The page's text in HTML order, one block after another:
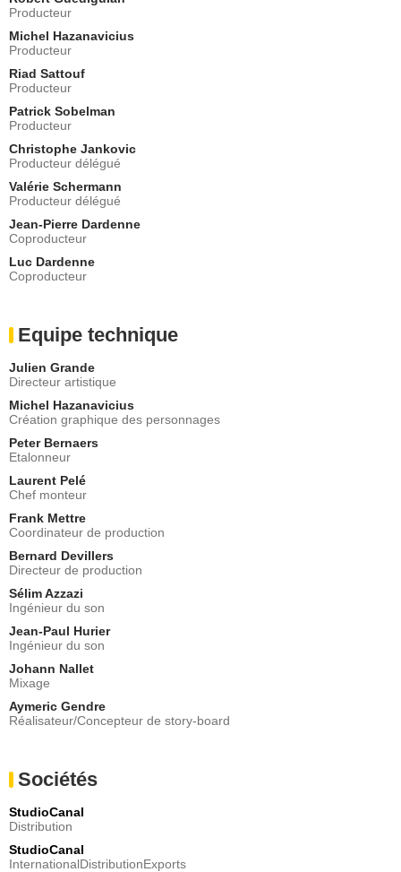
Producteur
Michel Hazanavicius
Producteur
Riad Sattouf
Producteur
Patrick Sobelman
Producteur
Christophe Jankovic
Producteur délégué
Valérie Schermann
Producteur délégué
Jean-Pierre Dardenne
Coproducteur
Luc Dardenne
Coproducteur
Equipe technique
Julien Grande
Directeur artistique
Michel Hazanavicius
Création graphique des personnages
Peter Bernaers
Etalonneur
Laurent Pelé
Chef monteur
Frank Mettre
Coordinateur de production
Bernard Devillers
Directeur de production
Sélim Azzazi
Ingénieur du son
Jean-Paul Hurier
Ingénieur du son
Johann Nallet
Mixage
Aymeric Gendre
Réalisateur/Concepteur de story-board
Sociétés
StudioCanal
Distribution
StudioCanal
InternationalDistributionExports